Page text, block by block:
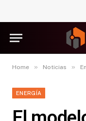
Home » Noticias »
ENERGÍA